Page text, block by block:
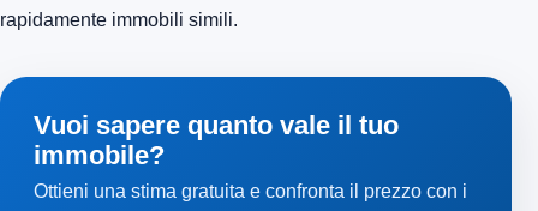
rapidamente immobili simili.
Vuoi sapere quanto vale il tuo
immobile?
Ottieni una stima gratuita e confronta il prezzo con i